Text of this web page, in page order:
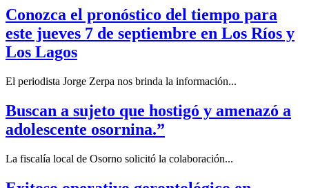
Conozca el pronóstico del tiempo para
este jueves 7 de septiembre en Los Ríos y
Los Lagos
El periodista Jorge Zerpa nos brinda la información...
Buscan a sujeto que hostigó y amenazó a
adolescente osornina.”
La fiscalía local de Osorno solicitó la colaboración...